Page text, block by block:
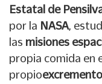
Estatal de
por la NASA,
las misiones
propia comida en
propioexcremento